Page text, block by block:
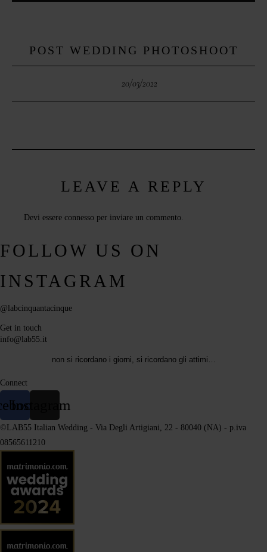
POST WEDDING PHOTOSHOOT
20/03/2022
LEAVE A REPLY
Devi essere connesso per inviare un commento.
FOLLOW US ON
INSTAGRAM
@labcinquantacinque
Get in touch
info@lab55.it
non si ricordano i giorni, si ricordano gli attimi…
Connect
Instagram
©LAB55 Italian Wedding - Via Degli Artigiani, 22 - 80040 (NA) - p.iva
08565611210